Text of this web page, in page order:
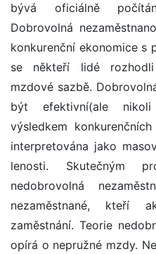
bývá oficiálně
Dobrovolná
konkurenční ekonomice s
se někteří lidé
mzdové sazbě.
být efektivní(ale nikoli
výsledkem
interpretována jako
lenosti. Skutečným
nedobrovolná
nezaměstnané, kteří
zaměstnání. Teorie
opírá o nepružné mzdy.